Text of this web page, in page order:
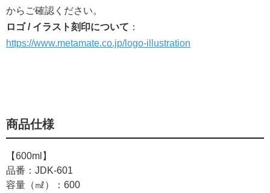
からご確認ください。
ロゴ / イラスト刻印について ：
https://www.metamate.co.jp/logo-illustration
商品仕様
【600ml】
品番：JDK-601
容量（㎖）：600